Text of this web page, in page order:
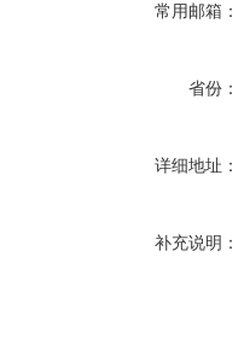
常用邮箱：
省份：
详细地址：
补充说明：